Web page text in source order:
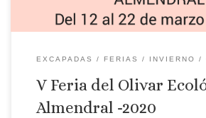
EXCAPADAS FERIAS INVIERNO
V Feria del Olivar
Almendral -2020